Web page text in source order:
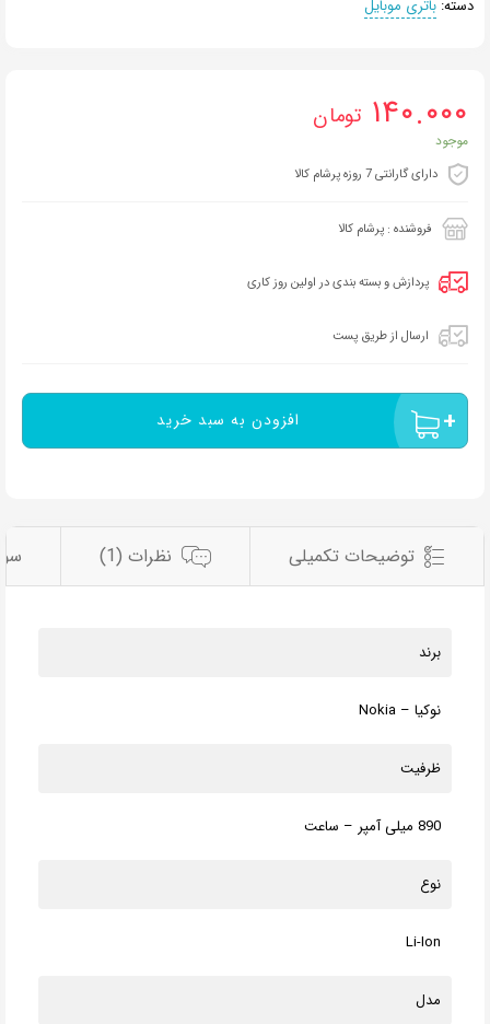
دسته: باتری موبایل
۱۴۰.۰۰۰ تومان
موجود
دارای گارانتی 7 روزه پرشام کالا
فروشنده : پرشام کالا
پردازش و بسته بندی در اولین روز کاری
ارسال از طریق پست
افزودن به سبد خرید
توضیحات تکمیلی نظرات (1)
برند
نوکیا – Nokia
ظرفیت
890 میلی آمپر – ساعت
نوع
Li-Ion
مدل